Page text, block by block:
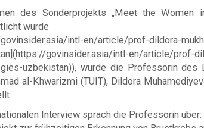
des Sonderprojekts „Meet the Women
wurde
intl-en/article/prof-dildora-
govinsider.asia/intl-en/article/prof-
uzbekistan)), wurde die Professorin des
al-Khwarizmi (TUIT), Dildora
Interview sprach die Professorin über: